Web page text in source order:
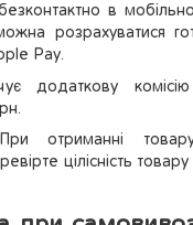
в
розрахуватися
Pay.
додаткову
отриманні товару
цілісність